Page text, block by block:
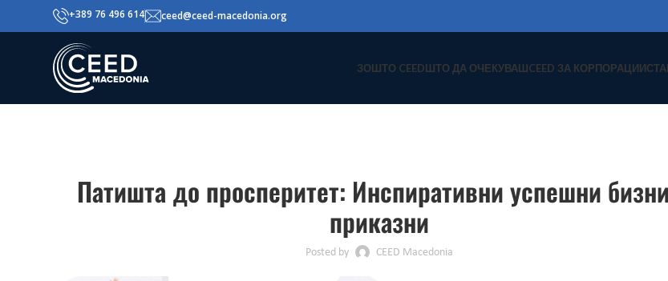
+389 76 496 614 ceed@ceed-macedonia.org
ЗОШТО CEEDШТО ДА ОЧЕКУВАШCEED ЗА КОРПОРАЦИИ
Патишта до просперитет: Инспиративни успешни
приказни
Posted by CEED Macedonia